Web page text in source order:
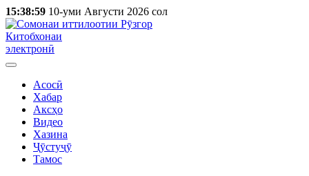
15:38:59 10-уми Августи 2026 сол
Китобхонаи
электронӣ
Асосӣ
Хабар
Аксҳо
Видео
Хазина
Ҷӯстуҷӯ
Тамос